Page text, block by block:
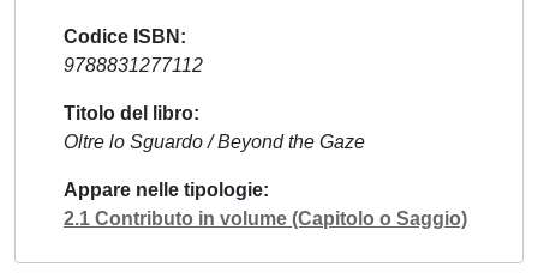
Codice ISBN
9788831277112
Titolo del libro
Oltre lo Sguardo / Beyond the Gaze
Appare nelle tipologie
2.1 Contributo in volume (Capitolo o Saggio)